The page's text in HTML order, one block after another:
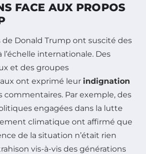
FACE AUX PROPOS
de Donald Trump ont suscité des
l’échelle internationale. Des
et des groupes
ont exprimé leur indignation
commentaires. Par exemple, des
engagées dans la lutte
climatique ont affirmé que
de la situation n’était rien
vis-à-vis des générations